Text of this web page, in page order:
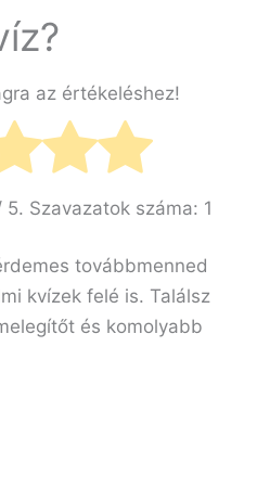
az értékeléshez!
5. Szavazatok száma: 1
továbbmenned
kvízek felé is. Találsz
és komolyabb